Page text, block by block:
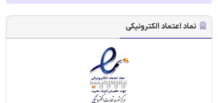
نماد اعتماد الکترونیکی